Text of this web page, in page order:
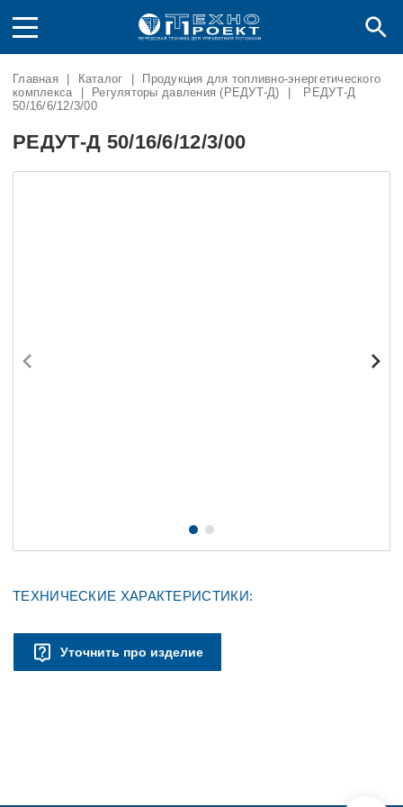
Главная Каталог
Продукция для топливно-энергетического
комплекса
Регуляторы давления (РЕДУТ-Д)
РЕДУТ-Д
50/16/6/12/3/00
РЕДУТ-Д 50/16/6/12/3/00
ТЕХНИЧЕСКИЕ ХАРАКТЕРИСТИКИ:
Уточнить про изделие